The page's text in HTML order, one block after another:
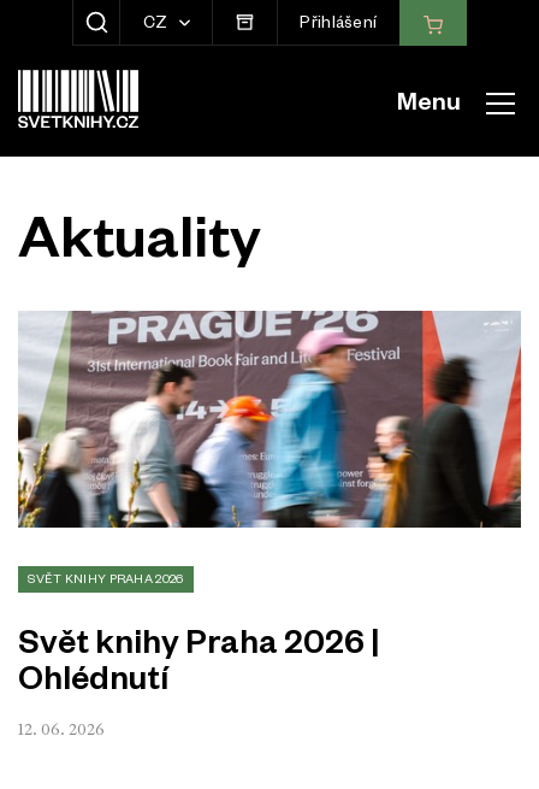
ZOBRAZIT HLEDÁNÍ
CZ Přihlášení
Menu
Aktuality
SVĚT KNIHY PRAHA 2026
Svět knihy Praha 2026 |
Ohlédnutí
12. 06. 2026